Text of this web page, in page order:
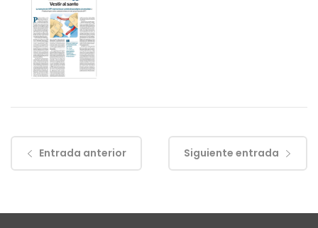
Entrada anterior Siguiente entrada